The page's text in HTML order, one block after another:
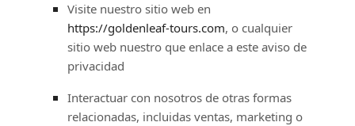
Visite nuestro sitio weben
https://goldenleaf-tours.com, o cualquier
sitio web nuestro que enlace a este aviso de
privacidad
Interactuar con nosotros de otras formas
relacionadas, incluidas ventas, marketing o